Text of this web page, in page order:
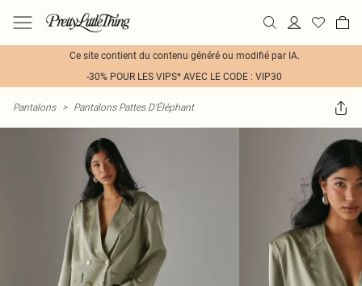
Ce site contient du contenu généré ou modifié par IA.
-30% POUR LES VIPS* AVEC LE CODE : VIP30
Pantalons > Pantalons Pattes D'Éléphant